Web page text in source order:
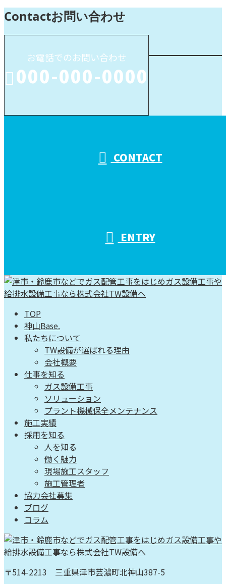
Contactお問い合わせ
お電話でのお問い合わせ
000-000-0000
CONTACT
ENTRY
TOP
神山Base.
私たちについて
TW設備が選ばれる理由
会社概要
仕事を知る
ガス設備工事
ソリューション
プラント機械保全メンテナンス
施工実績
採用を知る
人を知る
働く魅力
現場施工スタッフ
施工管理者
協力会社募集
ブログ
コラム
〒514-2213 三重県津市芸濃町北神山387-5